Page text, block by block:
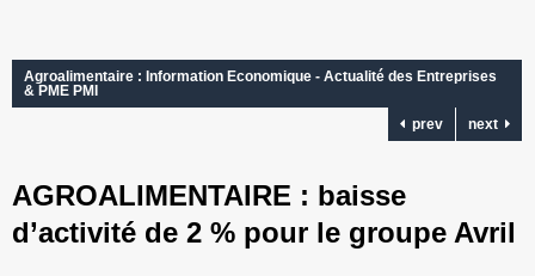
Agroalimentaire : Information Economique - Actualité des Entreprises
& PME PMI
prev
next
AGROALIMENTAIRE : baisse
d’activité de 2 % pour le groupe Avril